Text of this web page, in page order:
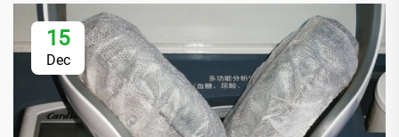
15
Dec